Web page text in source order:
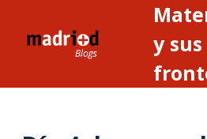
y sus